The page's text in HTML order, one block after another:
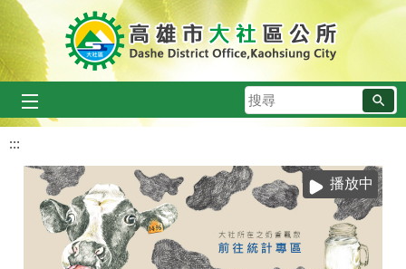
跳到主要內容區塊
搜
尋
:::
播放中